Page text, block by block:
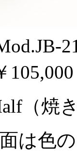
（焼
は色